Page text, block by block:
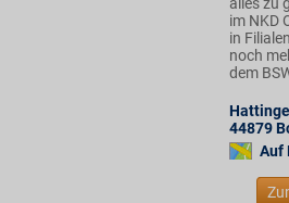
im NKD
in
noch
dem
44879
Auf